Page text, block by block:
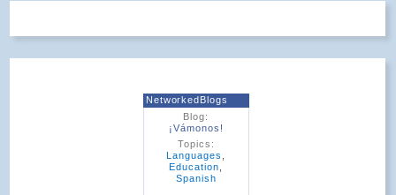
NetworkedBlogs
Blog:
¡Vámonos!
Topics:
Languages
Education
Spanish